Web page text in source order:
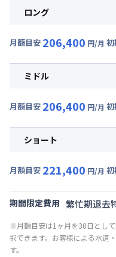
ロング
月額目安 206,400 円/月 初
月額賃料目安(30日利用)
光熱費他 : 24,000円/月
その他費用 :
ミドル
月額目安 206,400 円/月 初
月額賃料目安(30日利用)
光熱費他 : 24,000円/月
その他費用 :
ショート
月額目安 221,400 円/月 初
月額賃料目安(30日利用)
光熱費他 : 24,000円/月
清掃料他 :
期間限定費用 繁忙期退去
※月額目安は1ヶ月を30日とし
択できます。お客様による水道
す。